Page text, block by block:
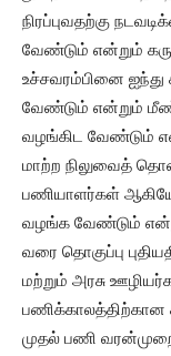
நிரப்புவதற்கு
வேண்டும் என்றும்
உச்சவரம்பினை ஐந்து
வேண்டும் என்றும்
வழங்கிட வேண்டும்
மாற்ற நிலுவைத்
பணியாளர்கள்
வழங்க வேண்டும்
வரை தொகுப்பு
மற்றும் அரசு
முதல் பணி